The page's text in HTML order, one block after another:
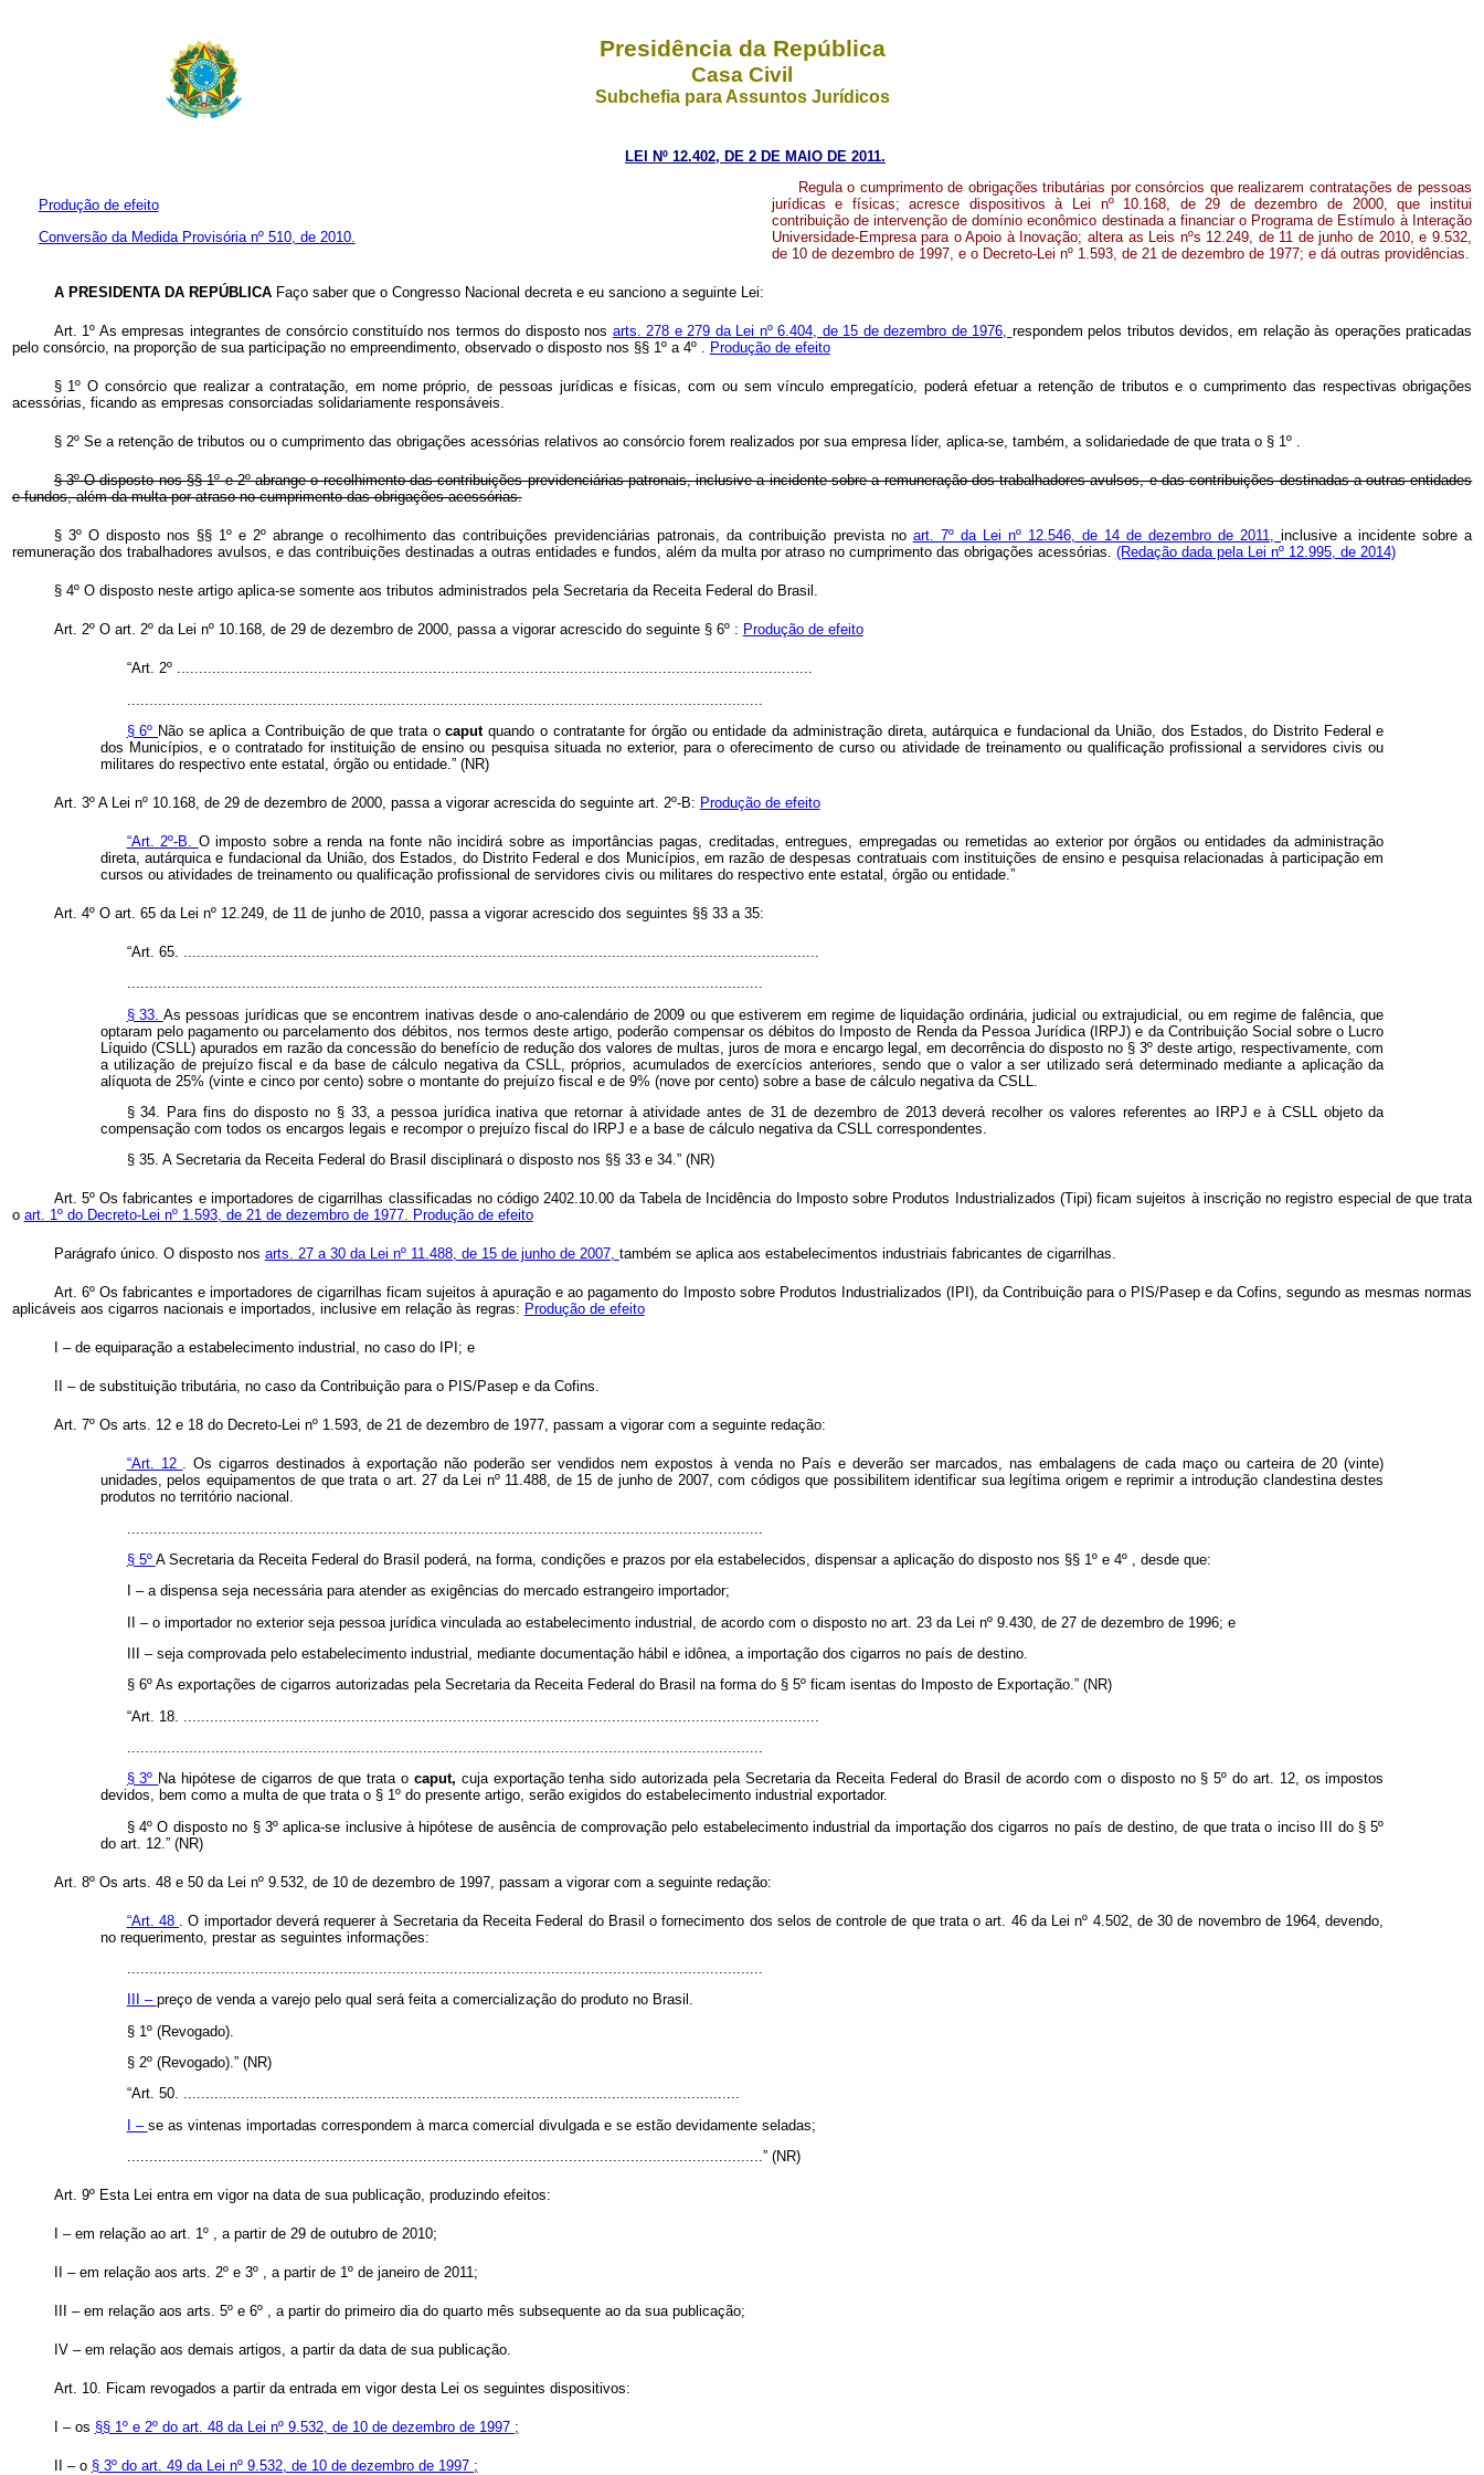
Presidência da República
Casa Civil
Subchefia para Assuntos Jurídicos
LEI Nº 12.402, DE 2 DE MAIO DE 2011.
Produção de efeito
Conversão da Medida Provisória nº 510, de 2010.
Regula o cumprimento de obrigações tributárias por consórcios que realizarem contratações de pessoas
jurídicas e físicas; acresce dispositivos à Lei nº 10.168, de 29 de dezembro de 2000, que institui
contribuição de intervenção de domínio econômico destinada a financiar o Programa de Estímulo à Interação
Universidade-Empresa para o Apoio à Inovação; altera as Leis nºs 12.249, de 11 de junho de 2010, e 9.532,
de 10 de dezembro de 1997, e o Decreto-Lei nº 1.593, de 21 de dezembro de 1977; e dá outras providências.
A PRESIDENTA DA REPÚBLICA Faço saber que o Congresso Nacional decreta e eu sanciono a seguinte Lei:
Art. 1º As empresas integrantes de consórcio constituído nos termos do disposto nos arts. 278 e 279 da Lei nº 6.404, de 15 de dezembro de 1976, respondem pelos tributos devidos, em relação às operações praticadas
pelo consórcio, na proporção de sua participação no empreendimento, observado o disposto nos §§ 1º a 4º . Produção de efeito
§ 1º O consórcio que realizar a contratação, em nome próprio, de pessoas jurídicas e físicas, com ou sem vínculo empregatício, poderá efetuar a retenção de tributos e o cumprimento das respectivas obrigações
acessórias, ficando as empresas consorciadas solidariamente responsáveis.
§ 2º Se a retenção de tributos ou o cumprimento das obrigações acessórias relativos ao consórcio forem realizados por sua empresa líder, aplica-se, também, a solidariedade de que trata o § 1º .
§ 3º O disposto nos §§ 1º e 2º abrange o recolhimento das contribuições previdenciárias patronais, inclusive a incidente sobre a remuneração dos trabalhadores avulsos, e das contribuições destinadas a outras entidades
e fundos, além da multa por atraso no cumprimento das obrigações acessórias.
§ 3º O disposto nos §§ 1º e 2º abrange o recolhimento das contribuições previdenciárias patronais, da contribuição prevista no art. 7º da Lei nº 12.546, de 14 de dezembro de 2011,inclusive a incidente sobre a
remuneração dos trabalhadores avulsos, e das contribuições destinadas a outras entidades e fundos, além da multa por atraso no cumprimento das obrigações acessórias. (Redação dada pela Lei nº 12.995, de 2014)
§ 4º O disposto neste artigo aplica-se somente aos tributos administrados pela Secretaria da Receita Federal do Brasil.
Art. 2º O art. 2º da Lei nº 10.168, de 29 de dezembro de 2000, passa a vigorar acrescido do seguinte § 6º : Produção de efeito
“Art. 2º ................................................................................................................................................
§ 6º Não se aplica a Contribuição de que trata ocaputquando o contratante for órgão ou entidade da administração direta, autárquica e fundacional da União, dos Estados, do Distrito Federal e
dos Municípios, e o contratado for instituição de ensino ou pesquisa situada no exterior, para o oferecimento de curso ou atividade de treinamento ou qualificação profissional a servidores civis ou
militares do respectivo ente estatal, órgão ou entidade.” (NR)
Art. 3º A Lei nº 10.168, de 29 de dezembro de 2000, passa a vigorar acrescida do seguinte art. 2º-B: Produção de efeito
“Art. 2º-B. O imposto sobre a renda na fonte não incidirá sobre as importâncias pagas, creditadas, entregues, empregadas ou remetidas ao exterior por órgãos ou entidades da administração
direta, autárquica e fundacional da União, dos Estados, do Distrito Federal e dos Municípios, em razão de despesas contratuais com instituições de ensino e pesquisa relacionadas à participação em
cursos ou atividades de treinamento ou qualificação profissional de servidores civis ou militares do respectivo ente estatal, órgão ou entidade.”
Art. 4º O art. 65 da Lei nº 12.249, de 11 de junho de 2010, passa a vigorar acrescido dos seguintes §§ 33 a 35:
“Art. 65. ................................................................................................................................................
................................................................................................................................................
§ 33. As pessoas jurídicas que se encontrem inativas desde o ano-calendário de 2009 ou que estiverem em regime de liquidação ordinária, judicial ou extrajudicial, ou em regime de falência, que
optaram pelo pagamento ou parcelamento dos débitos, nos termos deste artigo, poderão compensar os débitos do Imposto de Renda da Pessoa Jurídica (IRPJ) e da Contribuição Social sobre o Lucro
Líquido (CSLL) apurados em razão da concessão do benefício de redução dos valores de multas, juros de mora e encargo legal, em decorrência do disposto no § 3º deste artigo, respectivamente, com
a utilização de prejuízo fiscal e da base de cálculo negativa da CSLL, próprios, acumulados de exercícios anteriores, sendo que o valor a ser utilizado será determinado mediante a aplicação da
alíquota de 25% (vinte e cinco por cento) sobre o montante do prejuízo fiscal e de 9% (nove por cento) sobre a base de cálculo negativa da CSLL.
§ 34. Para fins do disposto no § 33, a pessoa jurídica inativa que retornar à atividade antes de 31 de dezembro de 2013 deverá recolher os valores referentes ao IRPJ e à CSLL objeto da
compensação com todos os encargos legais e recompor o prejuízo fiscal do IRPJ e a base de cálculo negativa da CSLL correspondentes.
§ 35. A Secretaria da Receita Federal do Brasil disciplinará o disposto nos §§ 33 e 34.” (NR)
Art. 5º Os fabricantes e importadores de cigarrilhas classificadas no código 2402.10.00 da Tabela de Incidência do Imposto sobre Produtos Industrializados (Tipi) ficam sujeitos à inscrição no registro especial de que trata
o art. 1º do Decreto-Lei nº 1.593, de 21 de dezembro de 1977. Produção de efeito
Parágrafo único. O disposto nos arts. 27 a 30 da Lei nº 11.488, de 15 de junho de 2007, também se aplica aos estabelecimentos industriais fabricantes de cigarrilhas.
Art. 6º Os fabricantes e importadores de cigarrilhas ficam sujeitos à apuração e ao pagamento do Imposto sobre Produtos Industrializados (IPI), da Contribuição para o PIS/Pasep e da Cofins, segundo as mesmas normas
aplicáveis aos cigarros nacionais e importados, inclusive em relação às regras: Produção de efeito
I – de equiparação a estabelecimento industrial, no caso do IPI; e
II – de substituição tributária, no caso da Contribuição para o PIS/Pasep e da Cofins.
Art. 7º Os arts. 12 e 18 do Decreto-Lei nº 1.593, de 21 de dezembro de 1977, passam a vigorar com a seguinte redação:
“Art. 12 .Os cigarros destinados à exportação não poderão ser vendidos nem expostos à venda no País e deverão ser marcados, nas embalagens de cada maço ou carteira de 20 (vinte)
unidades, pelos equipamentos de que trata o art. 27 da Lei nº 11.488, de 15 de junho de 2007, com códigos que possibilitem identificar sua legítima origem e reprimir a introdução clandestina destes
produtos no território nacional.
§ 5º A Secretaria da Receita Federal do Brasil poderá, na forma, condições e prazos por ela estabelecidos, dispensar a aplicação do disposto nos §§ 1º e 4º , desde que:
I – a dispensa seja necessária para atender as exigências do mercado estrangeiro importador;
II – o importador no exterior seja pessoa jurídica vinculada ao estabelecimento industrial, de acordo com o disposto no art. 23 da Lei nº 9.430, de 27 de dezembro de 1996; e
III – seja comprovada pelo estabelecimento industrial, mediante documentação hábil e idônea, a importação dos cigarros no país de destino.
§ 6º As exportações de cigarros autorizadas pela Secretaria da Receita Federal do Brasil na forma do § 5º ficam isentas do Imposto de Exportação.” (NR)
“Art. 18. ................................................................................................................................................
§ 3º Na hipótese de cigarros de que trata o caput, cuja exportação tenha sido autorizada pela Secretaria da Receita Federal do Brasil de acordo com o disposto no § 5º do art. 12, os impostos
devidos, bem como a multa de que trata o § 1º do presente artigo, serão exigidos do estabelecimento industrial exportador.
§ 4º O disposto no § 3º aplica-se inclusive à hipótese de ausência de comprovação pelo estabelecimento industrial da importação dos cigarros no país de destino, de que trata o inciso III do § 5º
do art. 12.” (NR)
Art. 8º Os arts. 48 e 50 da Lei nº 9.532, de 10 de dezembro de 1997, passam a vigorar com a seguinte redação:
“Art. 48 .O importador deverá requerer à Secretaria da Receita Federal do Brasil o fornecimento dos selos de controle de que trata o art. 46 da Lei nº 4.502, de 30 de novembro de 1964, devendo,
no requerimento, prestar as seguintes informações:
III – preço de venda a varejo pelo qual será feita a comercialização do produto no Brasil.
§ 1º (Revogado).
§ 2º (Revogado).” (NR)
“Art. 50. ..............................................................................................................................
I – se as vintenas importadas correspondem à marca comercial divulgada e se estão devidamente seladas;
................................................................................................................................................” (NR)
Art. 9º Esta Lei entra em vigor na data de sua publicação, produzindo efeitos:
I – em relação ao art. 1º , a partir de 29 de outubro de 2010;
II – em relação aos arts. 2º e 3º , a partir de 1º de janeiro de 2011;
III – em relação aos arts. 5º e 6º , a partir do primeiro dia do quarto mês subsequente ao da sua publicação;
IV – em relação aos demais artigos, a partir da data de sua publicação.
Art. 10. Ficam revogados a partir da entrada em vigor desta Lei os seguintes dispositivos:
I – os §§ 1º e 2º do art. 48 da Lei nº 9.532, de 10 de dezembro de 1997 ;
II – o § 3º do art. 49 da Lei nº 9.532, de 10 de dezembro de 1997 ;